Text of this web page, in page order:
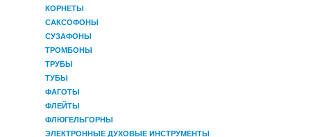
КОРНЕТЫ
САКСОФОНЫ
СУЗАФОНЫ
ТРОМБОНЫ
ТРУБЫ
ТУБЫ
ФАГОТЫ
ФЛЕЙТЫ
ФЛЮГЕЛЬГОРНЫ
ЭЛЕКТРОННЫЕ ДУХОВЫЕ ИНСТРУМЕНТЫ